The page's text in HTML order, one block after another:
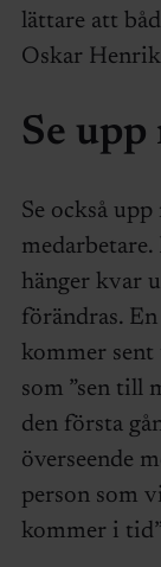
lättare att
Oskar
Se
Se också
hänger kvar
förändras.
kommer
som ”sen till
den första
överseende
person som
kommer i